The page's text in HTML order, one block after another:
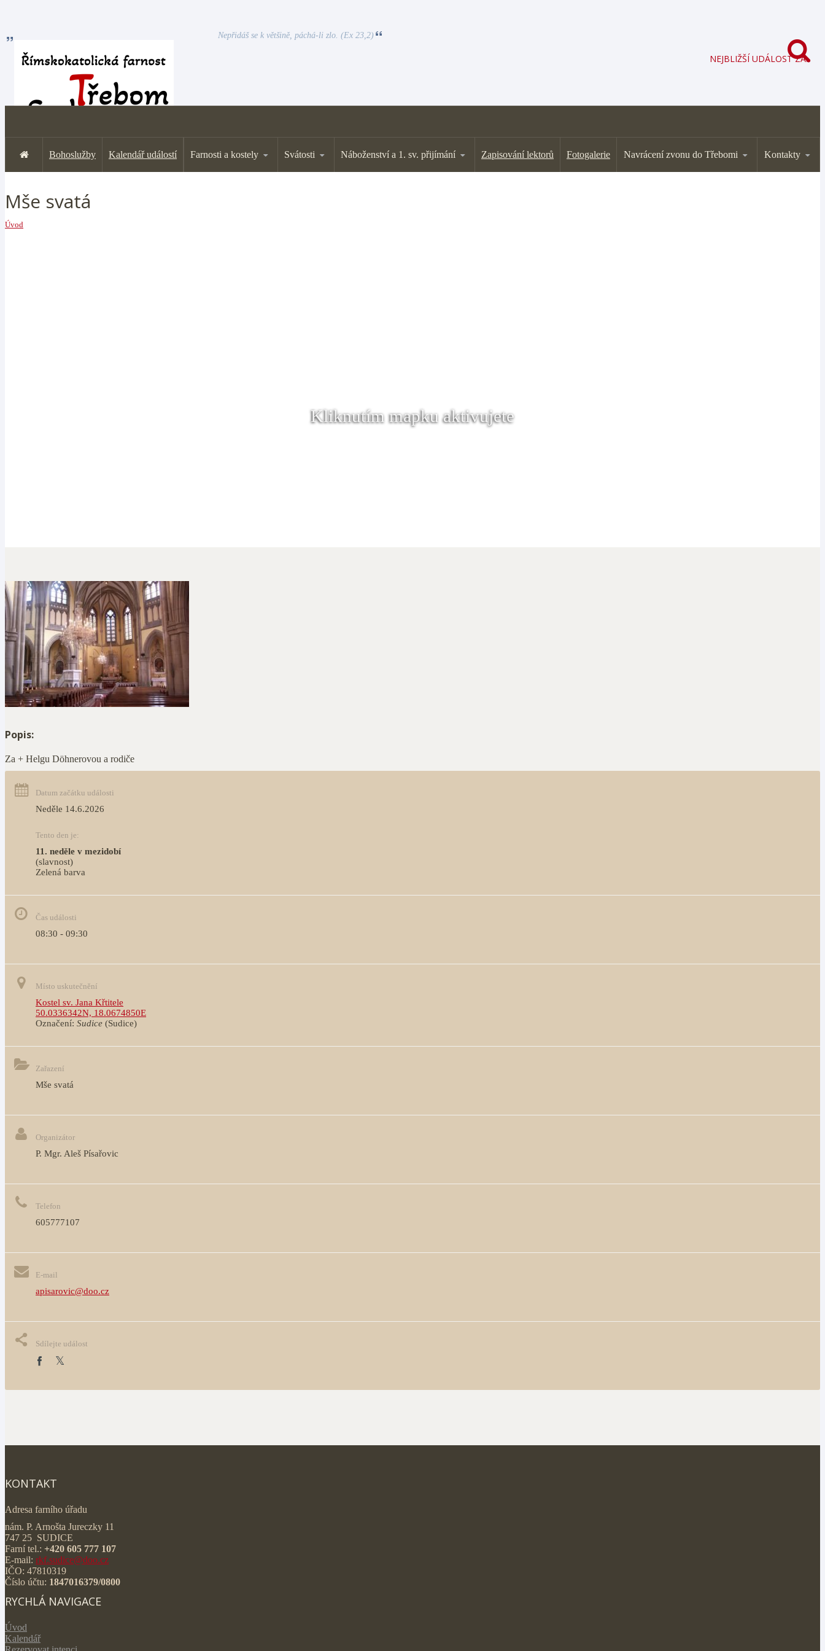
Nepřidáš se k většině, páchá-li zlo. (Ex 23,2)
NEJBLIŽŠÍ UDÁLOST ZA:
Bohoslužby Kalendář událostí Farnosti a kostely Svátosti Náboženství a 1. sv. přijímání Zapisování lektorů Fotogalerie Navrácení zvonu do Třebomi Kontakty
Mše svatá
Úvod
Kliknutím mapku aktivujete
Popis:
Za + Helgu Döhnerovou a rodiče
Datum začátku události
Neděle 14.6.2026
Tento den je:
11. neděle v mezidobí
(slavnost)
Zelená barva
Čas události
08:30 - 09:30
Místo uskutečnění
Kostel sv. Jana Křtitele
50.0336342N, 18.0674850E
Označení: Sudice (Sudice)
Zařazení
Mše svatá
Organizátor
P. Mgr. Aleš Písařovic
Telefon
605777107
E-mail
apisarovic@doo.cz
Sdílejte událost
KONTAKT
Adresa farního úřadu
nám. P. Arnošta Jureczky 11
747 25 SUDICE
Farní tel.: +420 605 777 107
E-mail: rkf.sudice@doo.cz
IČO: 47810319
Číslo účtu: 1847016379/0800
RYCHLÁ NAVIGACE
Úvod
Kalendář